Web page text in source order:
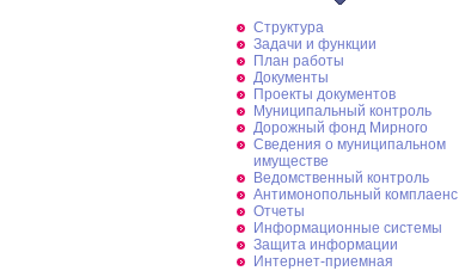
Структура
Задачи и функции
План работы
Документы
Проекты документов
Муниципальный контроль
Дорожный фонд Мирного
Cведения о муниципальном
имуществе
Ведомственный контроль
Антимонопольный комплаенс
Отчеты
Информационные системы
Защита информации
Интернет-приемная